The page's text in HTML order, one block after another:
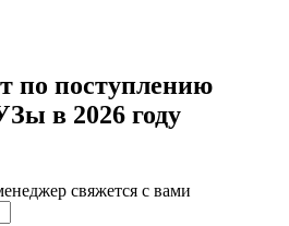
по поступлению
в 2026 году
свяжется с вами